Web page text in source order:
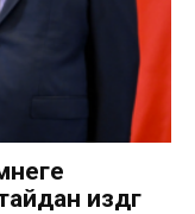
издөөгө